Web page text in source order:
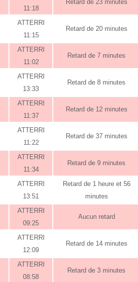
11:18
Retard de 23 minutes
ATTERRI
11:15
Retard de 20 minutes
ATTERRI
11:02
Retard de 7 minutes
ATTERRI
13:33
Retard de 8 minutes
ATTERRI
11:37
Retard de 12 minutes
ATTERRI
11:22
Retard de 37 minutes
ATTERRI
11:34
Retard de 9 minutes
ATTERRI
13:51
Retard de 1 heure et 56
minutes
ATTERRI
09:25
Aucun retard
ATTERRI
12:09
Retard de 14 minutes
ATTERRI
08:58
Retard de 3 minutes